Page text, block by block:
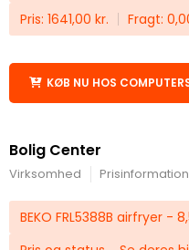
Pris: 1641,00 kr.
Fragt:
KØB NU HOS
Bolig Center
Virksomhed
BEKO FRL5388B airfryer -